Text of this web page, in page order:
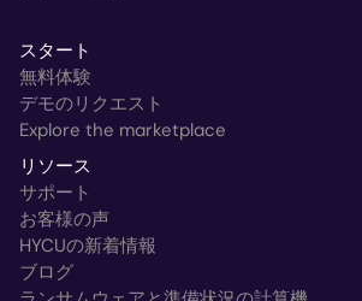
スタート
無料体験
デモのリクエスト
Explore the marketplace
リソース
サポート
お客様の声
HYCUの新着情報
ブログ